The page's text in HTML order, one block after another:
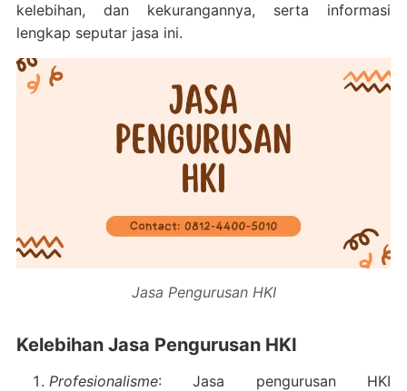
kelebihan, dan kekurangannya, serta informasi
lengkap seputar jasa ini.
Jasa Pengurusan HKI
Kelebihan Jasa Pengurusan HKI
Profesionalisme: Jasa pengurusan HKI